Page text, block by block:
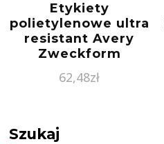
Etykiety
polietylenowe ultra
resistant Avery
Zweckform
L7914-10 białe
62,48zł
Szukaj